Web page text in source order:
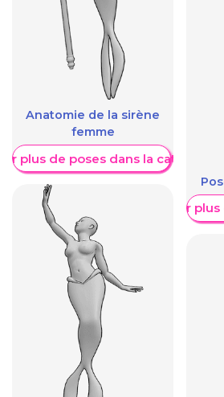
Anatomie de la sirène
femme
plus de poses dans la catégorie
Afficher